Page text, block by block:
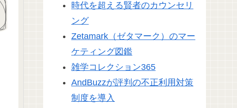
時代を超える賢者のカウンセリ
ング
Zetamark（ゼタマーク）のマー
ケティング図鑑
雑学コレクション365
AndBuzzが評判の不正利用対策
制度を導入